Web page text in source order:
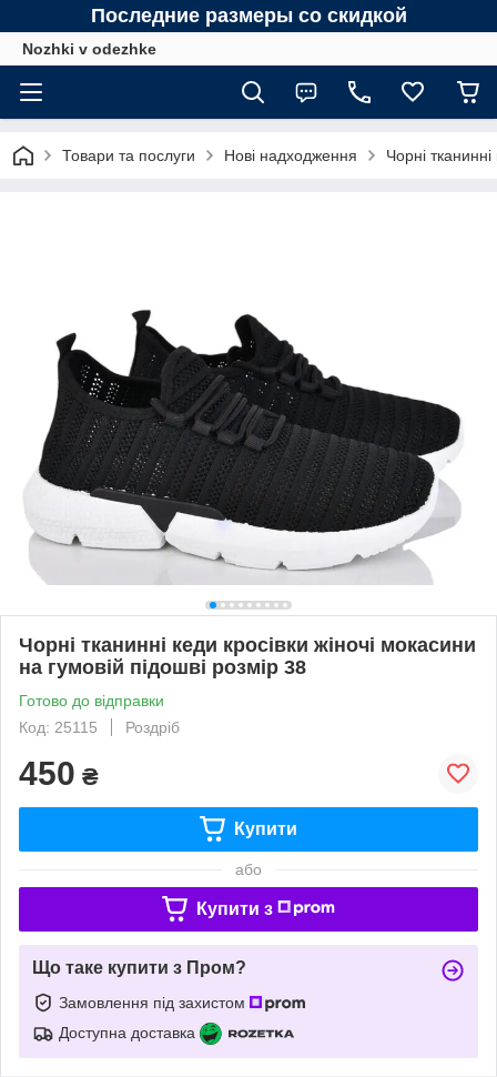
Последние размеры со скидкой
Nozhki v odezhke
Товари та послуги Нові надходження Чорні
Чорні тканинні кеди кросівки жіночі мокасини
на гумовій підошві розмір 38
Готово до відправки
Код: 25115
Роздріб
450 ₴
Купити
або
Купити з
Що таке купити з Пром?
Замовлення під захистом
Доступна доставка